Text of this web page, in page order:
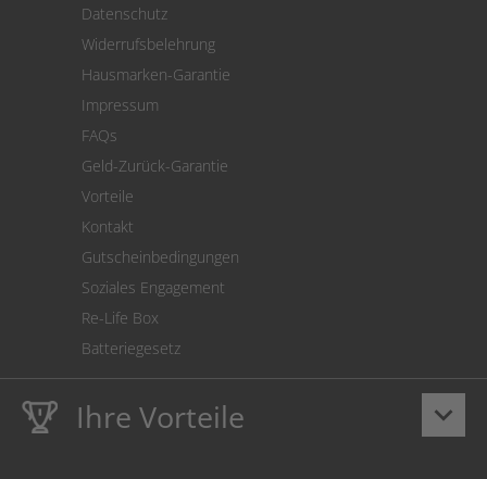
Cookie Einstellungen
Datenschutz
Widerrufsbelehrung
Hausmarken-Garantie
Impressum
FAQs
Geld-Zurück-Garantie
Vorteile
Kontakt
Gutscheinbedingungen
Soziales Engagement
Re-Life Box
Batteriegesetz
keyboard_arrow_down
Ihre Vorteile